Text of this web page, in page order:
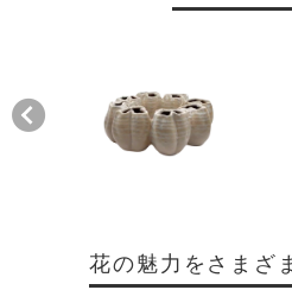
花の魅力をさまざ